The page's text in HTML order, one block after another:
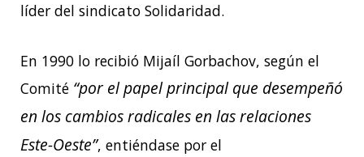
líder del sindicato Solidaridad.
En 1990 lo recibió Mijaíl Gorbachov, según el
Comité “por el papel principal que desempeñó
en los cambios radicales en las relaciones
Este-Oeste”, entiéndase por el